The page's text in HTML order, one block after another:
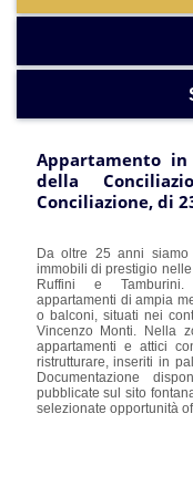
Appartamento
della
Conciliazione, di
Da oltre 25 anni siamo
immobili di prestigio
Ruffini e Tamburini.
appartamenti di ampia
o balconi, situati nei
Vincenzo Monti. Nella
appartamenti e attici
ristrutturare, inseriti in
Documentazione
pubblicate sul sito
selezionate opportunità